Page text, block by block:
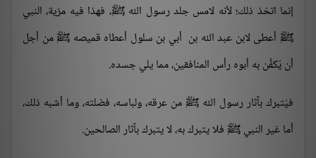
إنما اتخذ ذلك؛ لأنه لامس جلد رسول الله ﷺ، فهذا فيه مزية، النبي
ﷺ أعطى لابن عبد الله بن أبي بن سلول أعطاه قميصه ﷺ من أجل
أن يُكفَّن به أبوه رأس المنافقين، مما يلي جسده.
فيُتبرك بآثار رسول الله ﷺ من عرقه، ولباسه، فضلته، وما أشبه ذلك،
أما غير النبي ﷺ فلا يتبرك به، لا يتبرك بآثار الصالحين.